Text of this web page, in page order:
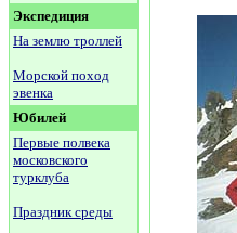
Экспедиция
На землю троллей
Морской поход
эвенка
Юбилей
Первые полвека
московского
турклуба
Праздник среды